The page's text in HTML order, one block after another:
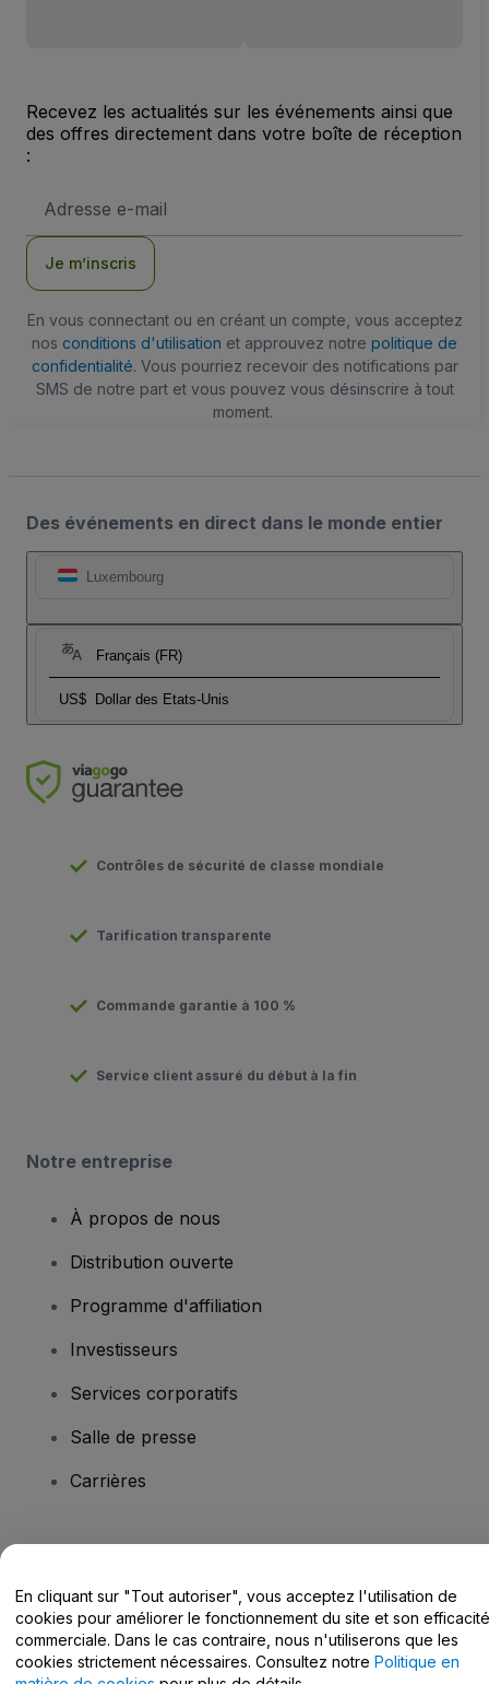
Recevez les actualités sur les événements ainsi que
des offres directement dans votre boîte de réception
:
e-
Je m’inscris
En vous connectant ou en créant un compte, vous acceptez
nos conditions d'utilisation et approuvez notre politique de
confidentialité. Vous pourriez recevoir des notifications par
SMS de notre part et vous pouvez vous désinscrire à tout
moment.
Des événements en direct dans le monde entier
Luxembourg
Français (FR)
US$ Dollar des Etats-Unis
Contrôles de sécurité de classe mondiale
Tarification transparente
Commande garantie à 100 %
Service client assuré du début à la fin
Notre entreprise
À propos de nous
Distribution ouverte
Programme d'affiliation
Investisseurs
Services corporatifs
Salle de presse
Carrières
Centre d'assistance / Nous contacter
En cliquant sur "Tout autoriser", vous acceptez l'utilisation de
cookies pour améliorer le fonctionnement du site et son efficacité
commerciale. Dans le cas contraire, nous n'utiliserons que les
cookies strictement nécessaires. Consultez notre Politique en